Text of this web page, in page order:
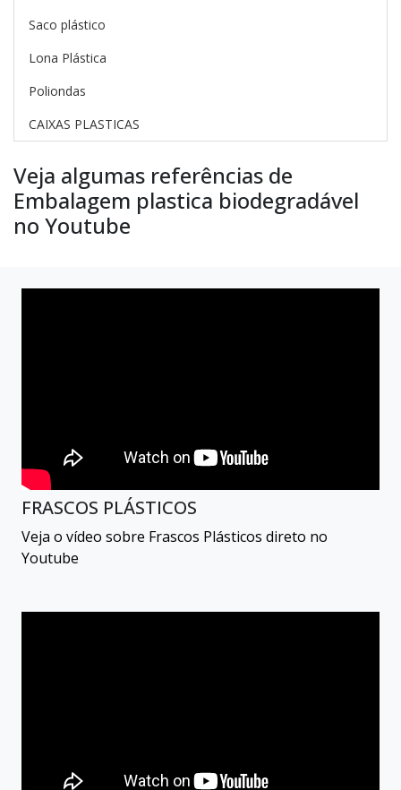
Saco plástico
Lona Plástica
Poliondas
CAIXAS PLASTICAS
Veja algumas referências de
Embalagem plastica biodegradável
no Youtube
FRASCOS PLÁSTICOS
Veja o vídeo sobre Frascos Plásticos direto no
Youtube